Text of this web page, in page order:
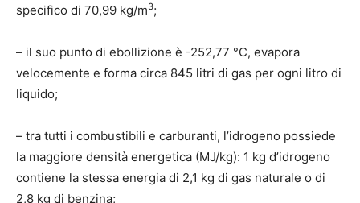
specifico di 70,99 kg/m3;
– il suo punto di ebollizione è -252,77 °C, evapora
velocemente e forma circa 845 litri di gas per ogni litro di
liquido;
– tra tutti i combustibili e carburanti, l’idrogeno possiede
la maggiore densità energetica (MJ/kg): 1 kg d’idrogeno
contiene la stessa energia di 2,1 kg di gas naturale o di
2,8 kg di benzina;